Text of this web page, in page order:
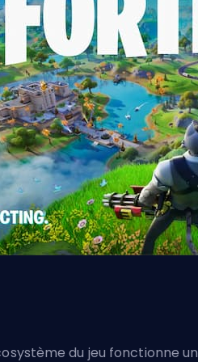
du jeu fonctionne